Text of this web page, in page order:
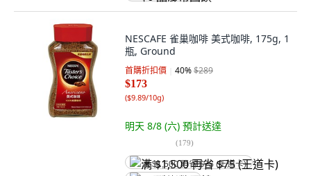
NESCAFE 雀巢咖啡 美式咖啡, 175g, 1
瓶, Ground
首購折扣價 40%$289
$173
($9.89/10g)
明天 8/8 (六) 預計送達
(179)
满 $1,500 再省 $75 (王道卡)